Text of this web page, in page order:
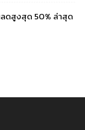
ดสูงสุด 50% ล่าสุด